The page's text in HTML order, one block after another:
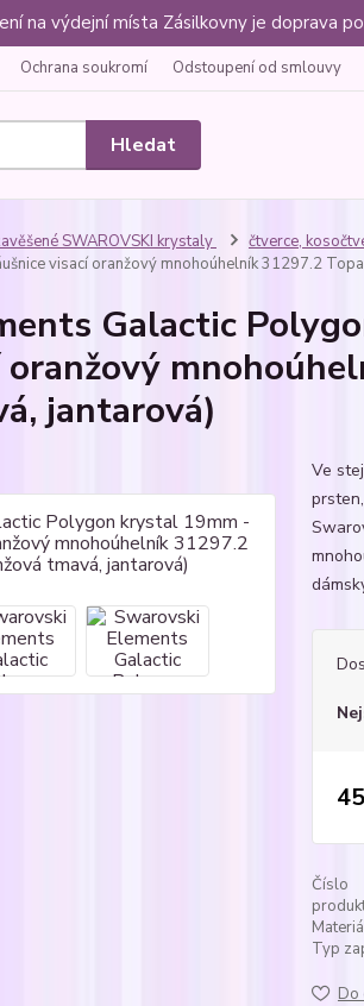
na výdejní místa Zásilkovny je doprava
Ochrana soukromí Odstoupení od smlouvy
Hledat
SWAROVSKI krystaly čtverce,
visací oranžový mnohoúhelník 31297.2
Galactic
oranžový
jantarová)
Ve
Číslo
Typ
Do